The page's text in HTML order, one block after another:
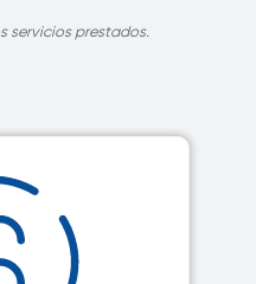
servicios prestados.